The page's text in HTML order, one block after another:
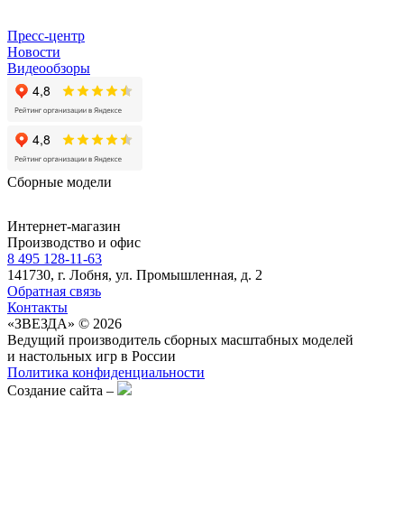
Пресс-центр
Новости
Видеообзоры
Сборные модели
Интернет-магазин
Производство и офис
8 495 128-11-63
141730, г. Лобня, ул. Промышленная, д. 2
Обратная связь
Контакты
«ЗВЕЗДА» © 2026
Ведущий производитель сборных масштабных моделей
и настольных игр в России
Политика конфиденциальности
Создание сайта –